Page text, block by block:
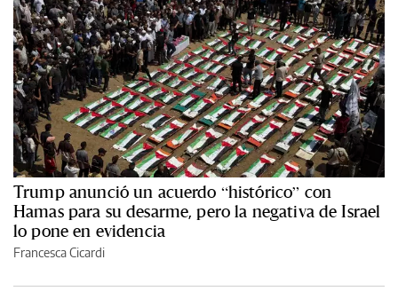
Trump anunció un acuerdo “histórico” con
Hamas para su desarme, pero la negativa de Israel
lo pone en evidencia
Francesca Cicardi